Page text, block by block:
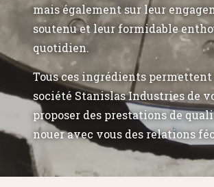
mais également sur leur
soutenu et leur formidable
quotidien.
Tous ces ingrédients permettent
société Stanislas Industries de
proposer des prestations de
nouer avec vous des relations